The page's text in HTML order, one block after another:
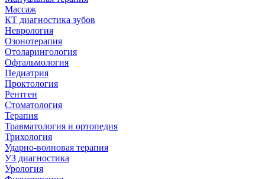
Массаж
КТ диагностика зубов
Неврология
Озонотерапия
Отоларингология
Офтальмология
Педиатрия
Проктология
Рентген
Стоматология
Терапия
Травматология и ортопедия
Трихология
Ударно-волновая терапия
УЗ диагностика
Урология